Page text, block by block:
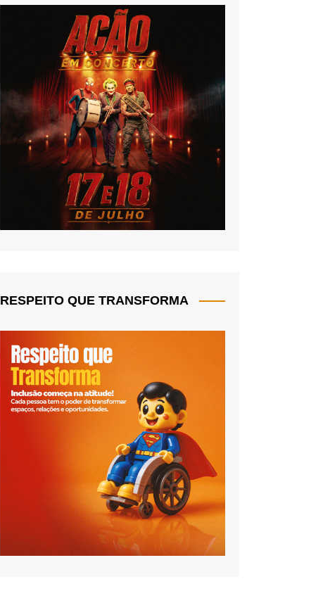
RESPEITO QUE TRANSFORMA